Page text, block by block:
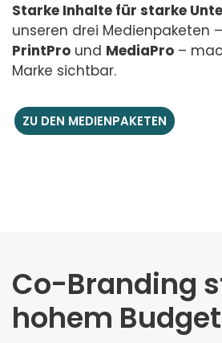
Starke Inhalte für starke
unseren drei Medienpaketen –
PrintPround MediaPro–
Marke sichtbar.
ZU DEN MEDIENPAKETEN
Co-Branding
hohem